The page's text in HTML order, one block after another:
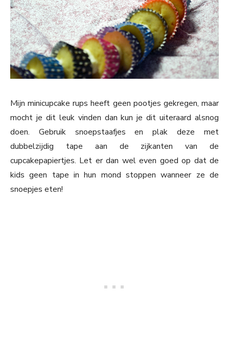
Mijn minicupcake rups heeft geen pootjes gekregen, maar
mocht je dit leuk vinden dan kun je dit uiteraard alsnog
doen. Gebruik snoepstaafjes en plak deze met
dubbelzijdig tape aan de zijkanten van de
cupcakepapiertjes. Let er dan wel even goed op dat de
kids geen tape in hun mond stoppen wanneer ze de
snoepjes eten!